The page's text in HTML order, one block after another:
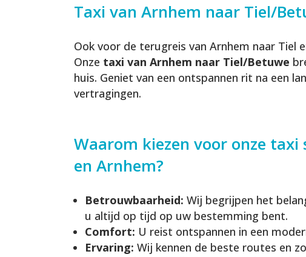
Taxi van Arnhem naar Tiel/
Ook voor de terugreis van Arnhem naar Tiel
Onze taxi van Arnhem naar Tiel/Betuwe
huis. Geniet van een ontspannen rit na een
vertragingen.
Waarom kiezen voor onze
en Arnhem?
Betrouwbaarheid: Wij begrijpen het
u altijd op tijd op uw bestemming bent.
Comfort: U reist ontspannen in een
Ervaring: Wij kennen de beste routes en